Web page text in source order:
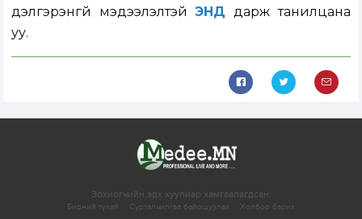
дэлгэрэнгүй мэдээлэлтэйЭНД дарж танилцана
уу.
Зохиогчийн эрх хуулиар хамгаалагдсан.
Бидний тухай Сурталчилгаа байршуулах Холбоо барих